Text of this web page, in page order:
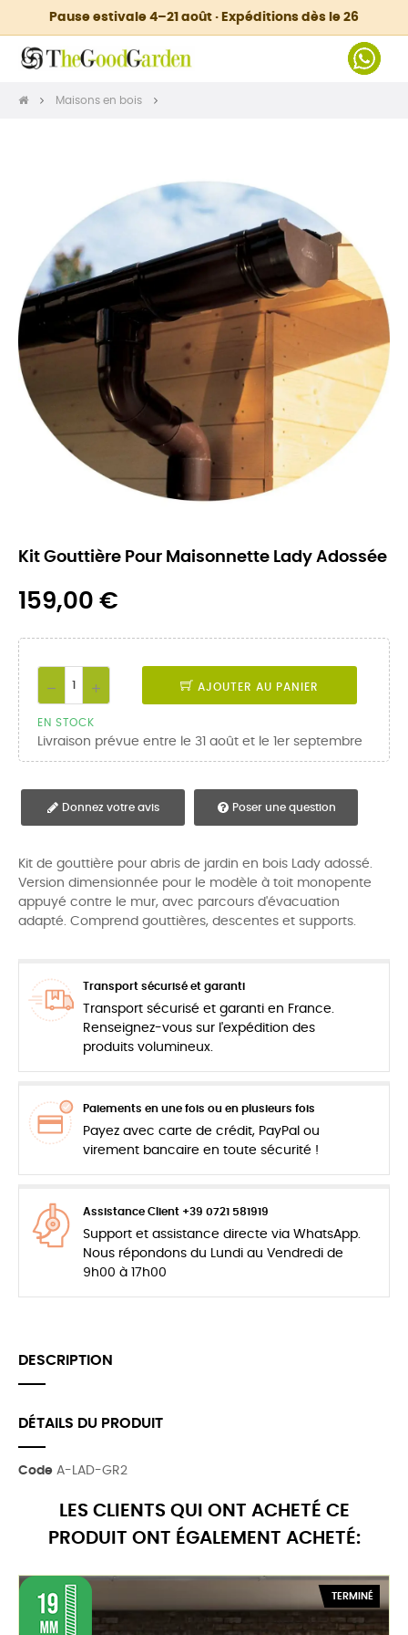
Pause estivale 4–21 août · Expéditions dès le 26
Maisons en bois
Kit Gouttière Pour Maisonnette Lady Adossée
159,00 €
AJOUTER AU PANIER
EN STOCK
Livraison prévue entre le 31 août et le 1er septembre
Donnez votre avis Poser une question
Kit de gouttière pour abris de jardin en bois Lady adossé.
Version dimensionnée pour le modèle à toit monopente
appuyé contre le mur, avec parcours d'évacuation
adapté. Comprend gouttières, descentes et supports.
Transport sécurisé et garanti
Transport sécurisé et garanti en France.
Renseignez-vous sur l'expédition des
produits volumineux.
Paiements en une fois ou en plusieurs fois
Payez avec carte de crédit, PayPal ou
virement bancaire en toute sécurité !
Assistance Client +39 0721 581919
Support et assistance directe via WhatsApp.
Nous répondons du Lundi au Vendredi de
9h00 à 17h00
DESCRIPTION
DÉTAILS DU PRODUIT
Code A-LAD-GR2
LES CLIENTS QUI ONT ACHETÉ CE
PRODUIT ONT ÉGALEMENT ACHETÉ:
TERMINÉ